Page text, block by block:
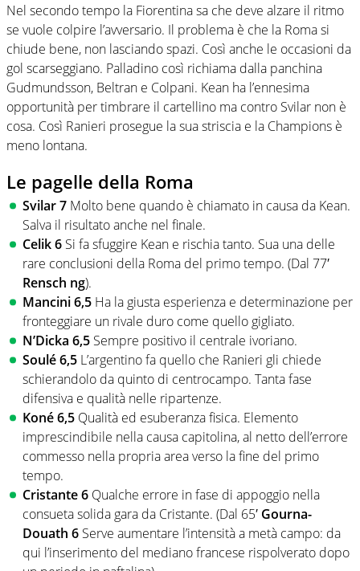
Nel secondo tempo la Fiorentina sa che deve alzare il ritmo
se vuole colpire l’avversario. Il problema è che la Roma si
chiude bene, non lasciando spazi. Così anche le occasioni da
gol scarseggiano. Palladino così richiama dalla panchina
Gudmundsson, Beltran e Colpani. Kean ha l’ennesima
opportunità per timbrare il cartellino ma contro Svilar non è
cosa. Così Ranieri prosegue la sua striscia e la Champions è
meno lontana.
Le pagelle della Roma
Svilar 7 Molto bene quando è chiamato in causa da Kean.
Salva il risultato anche nel finale.
Celik 6 Si fa sfuggire Kean e rischia tanto. Sua una delle
rare conclusioni della Roma del primo tempo. (Dal 77′
Rensch ng).
Mancini 6,5 Ha la giusta esperienza e determinazione per
fronteggiare un rivale duro come quello gigliato.
N’Dicka 6,5 Sempre positivo il centrale ivoriano.
Soulé 6,5 L’argentino fa quello che Ranieri gli chiede
schierandolo da quinto di centrocampo. Tanta fase
difensiva e qualità nelle ripartenze.
Koné 6,5 Qualità ed esuberanza fisica. Elemento
imprescindibile nella causa capitolina, al netto dell’errore
commesso nella propria area verso la fine del primo
tempo.
Cristante 6 Qualche errore in fase di appoggio nella
consueta solida gara da Cristante. (Dal 65′ Gourna-
Douath 6 Serve aumentare l’intensità a metà campo: da
qui l’inserimento del mediano francese rispolverato dopo